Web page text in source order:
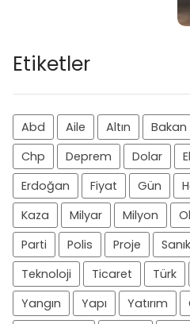
Etiketler
Abd Aile Altın Bakan
Chp
Deprem Dolar
Erdoğan
Fiyat Gün
Kaza
Milyar Milyon
Parti
Polis Proje Sanık
Teknoloji
Ticaret Türk
Yangın
Yapı Yatırım